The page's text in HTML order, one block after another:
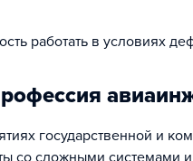
работать в условиях
государственной и
со сложными системами